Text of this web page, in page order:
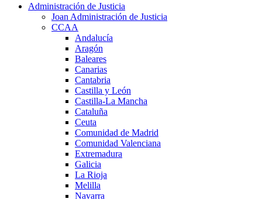
Administración de Justicia
Joan Administración de Justicia
CCAA
Andalucía
Aragón
Baleares
Canarias
Cantabria
Castilla y León
Castilla-La Mancha
Cataluña
Ceuta
Comunidad de Madrid
Comunidad Valenciana
Extremadura
Galicia
La Rioja
Melilla
Navarra